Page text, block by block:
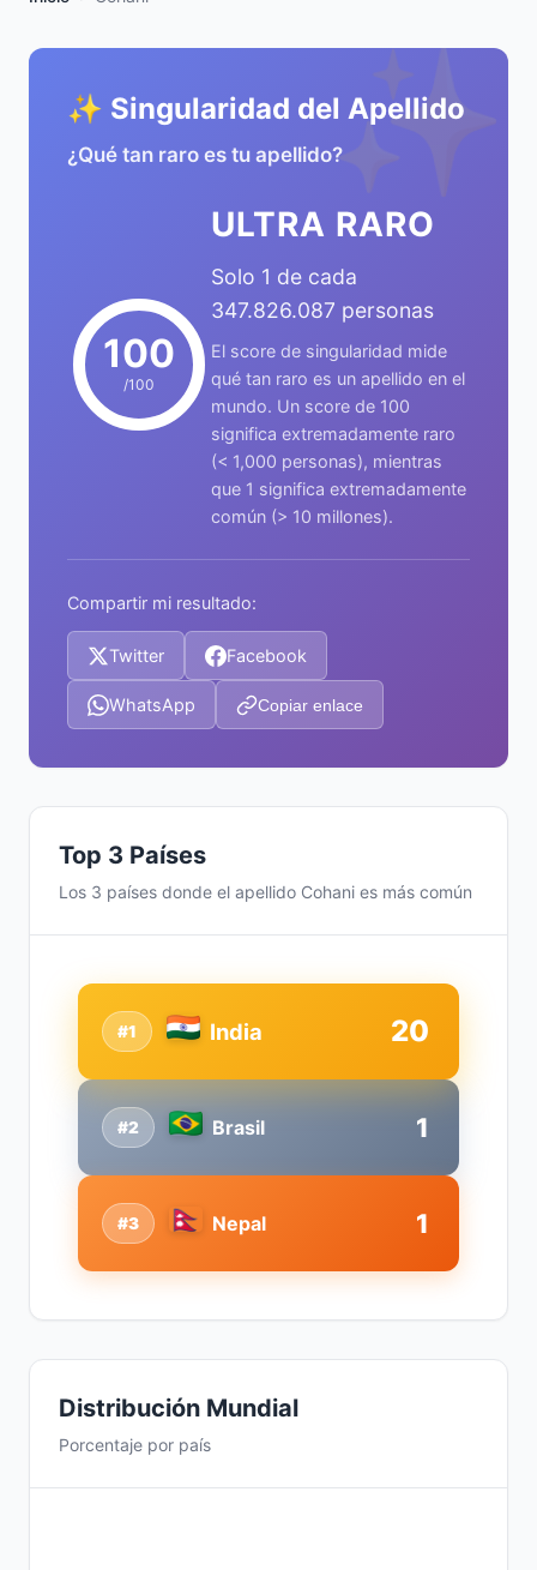
✨
✨ Singularidad del Apellido
¿Qué tan raro es tu apellido?
100
/100
ULTRA RARO
Solo 1 de cada
347.826.087 personas
El score de singularidad mide
qué tan raro es un apellido en el
mundo. Un score de 100
significa extremadamente raro
(< 1,000 personas), mientras
que 1 significa extremadamente
común (> 10 millones).
Compartir mi resultado:
Twitter Facebook
WhatsApp Copiar enlace
Top 3 Países
Los 3 países donde el apellido Cohani es más común
#2 Brasil 1
#1 India 20
#3 Nepal 1
Distribución Mundial
Porcentaje por país